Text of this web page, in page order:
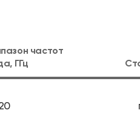
частот
ГГц